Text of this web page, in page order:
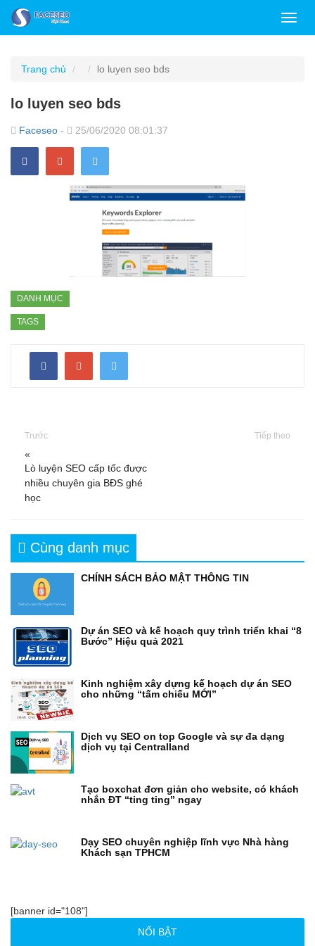
Trang chủ lo luyen seo bds
lo luyen seo bds
Faceseo - 25/06/2020 08:01:37
DANH MỤC
TAGS
Trước
«
Lò luyện SEO cấp tốc được
nhiều chuyên gia BĐS ghé
học
Tiếp theo
Cùng danh mục
CHÍNH SÁCH BẢO MẬT THÔNG TIN
Dự án SEO và kế hoạch quy trình triển khai “8
Bước” Hiệu quả 2021
Kinh nghiệm xây dựng kế hoạch dự án SEO
cho những “tấm chiếu MỚI”
Dịch vụ SEO on top Google và sự đa dạng
dịch vụ tại Centralland
Tạo boxchat đơn giản cho website, có khách
nhắn ĐT “ting ting” ngay
Dạy SEO chuyên nghiệp lĩnh vực Nhà hàng
Khách sạn TPHCM
[banner id="108"]
NỔI BẬT